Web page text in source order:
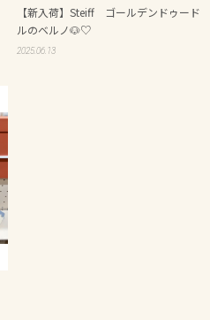
【新入荷】Steiff ゴールデンドゥード
ルのベルノ🐶♡
2025.06.13